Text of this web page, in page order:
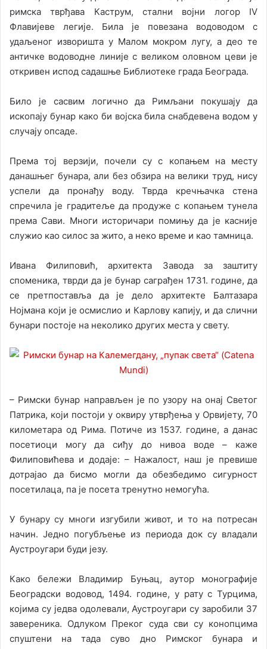
римска тврђава Каструм, стални војни логор IV
Флавијеве легије. Била је повезана водоводом с
удаљеног изворишта у Малом мокром лугу, а део те
античке водоводне линије с великом оловном цеви је
откривен испод садашње Библиотеке града Београда.
Било је сасвим логично да Римљани покушају да
ископају бунар како би војска била снабдевена водом у
случају опсаде.
Према тој верзији, почели су с копањем на месту
данашњег бунара, али без обзира на велики труд, нису
успели да пронађу воду. Тврда кречњачка стена
спречила је градитеље да продуже с копањем тунела
према Сави. Многи историчари помињу да је касније
служио као силос за жито, а неко време и као тамница.
Ивана Филиповић, архитекта Завода за заштиту
споменика, тврди да је бунар саграђен 1731. године, да
се претпоставља да је дело архитекте Балтазара
Нојмана који је осмислио и Карлову капију, и да слични
бунари постоје на неколико других места у свету.
– Римски бунар направљен је по узору на онај Светог
Патрика, који постоји у оквиру утврђења у Орвијету, 70
километара од Рима. Потиче из 1537. године, а данас
посетиоци могу да сиђу до нивоа воде – каже
Филиповићева и додаје: – Нажалост, наш је превише
дотрајао да бисмо могли да обезбедимо сигурност
посетилаца, па је посета тренутно немогућа.
У бунару су многи изгубили живот, и то на потресан
начин. Једно погубљење из периода док су владали
Аустроугари буди језу.
Како бележи Владимир Буњац, аутор монографије
Београдски водовод, 1494. године, у рату с Турцима,
којима су једва одолевали, Аустроугари су заробили 37
завереника. Одлуком Преког суда сви су конопцима
спуштени на тада суво дно Римског бунара и